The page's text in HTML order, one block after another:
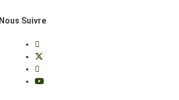
Nous Suivre